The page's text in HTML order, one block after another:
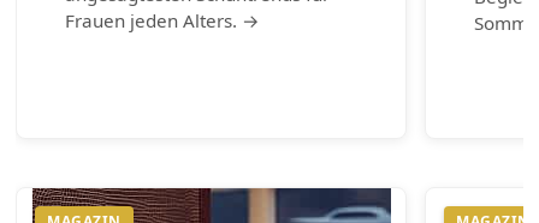
Frauen jeden Alters. →